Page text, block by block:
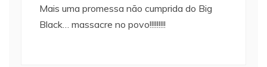
Mais uma promessa não cumprida do Big
Black… massacre no povo!!!!!!!!!